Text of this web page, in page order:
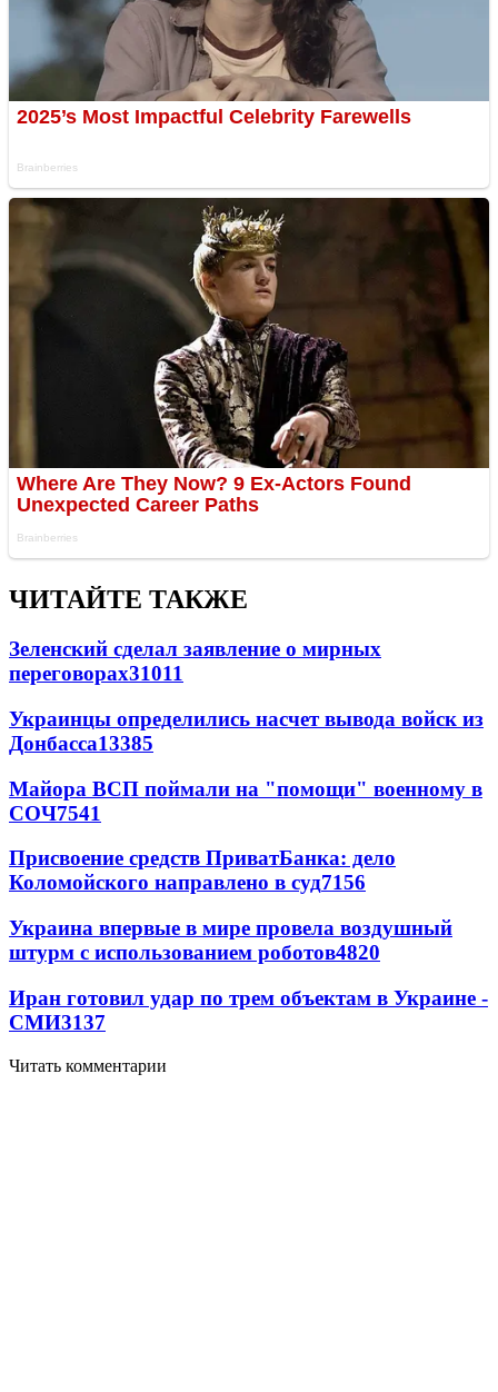
ЧИТАЙТЕ ТАКЖЕ
Зеленский сделал заявление о мирных
переговорах31011
Украинцы определились насчет вывода войск из
Донбасса13385
Майора ВСП поймали на "помощи" военному в
СОЧ7541
Присвоение средств ПриватБанка: дело
Коломойского направлено в суд7156
Украина впервые в мире провела воздушный
штурм с использованием роботов4820
Иран готовил удар по трем объектам в Украине -
СМИ3137
Читать комментарии